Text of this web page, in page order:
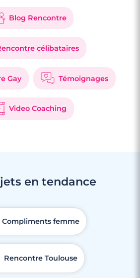
Paul en Gironde
Blog Rencontre
célibataires
Gay Témoignages
Video Coaching
en tendance
Compliments femme
Rencontre Toulouse